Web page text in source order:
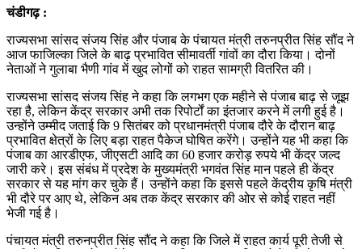
चंडीगढ़ :
राज्यसभा सांसद संजय सिंह और पंजाब के पंचायत मंत्री तरुनप्रीत सिंह सौंद ने
आज फाजिल्का जिले के बाढ़ प्रभावित सीमावर्ती गांवों का दौरा किया। दोनों
नेताओं ने गुलाबा भैणी गांव में खुद लोगों को राहत सामग्री वितरित की।
राज्यसभा सांसद संजय सिंह ने कहा कि लगभग एक महीने से पंजाब बाढ़ से जूझ
रहा है, लेकिन केंद्र सरकार अभी तक रिपोर्टों का इंतजार करने में लगी हुई है।
उन्होंने उम्मीद जताई कि 9 सितंबर को प्रधानमंत्री पंजाब दौरे के दौरान बाढ़
प्रभावित क्षेत्रों के लिए बड़ा राहत पैकेज घोषित करेंगे। उन्होंने यह भी कहा कि
पंजाब का आरडीएफ, जीएसटी आदि का 60 हजार करोड़ रुपये भी केंद्र जल्द
जारी करे। इस संबंध में प्रदेश के मुख्यमंत्री भगवंत सिंह मान पहले ही केंद्र
सरकार से यह मांग कर चुके हैं। उन्होंने कहा कि इससे पहले केंद्रीय कृषि मंत्री
भी दौरे पर आए थे, लेकिन अब तक केंद्र सरकार की ओर से कोई राहत नहीं
भेजी गई है।
पंचायत मंत्री तरुनप्रीत सिंह सौंद ने कहा कि जिले में राहत कार्य पूरी तेजी से